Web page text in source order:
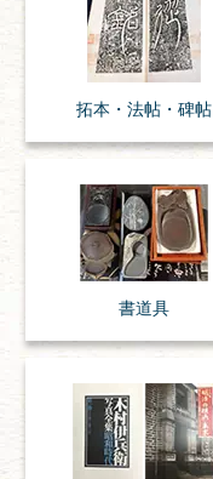
拓本・法帖・ 碑帖
書道具